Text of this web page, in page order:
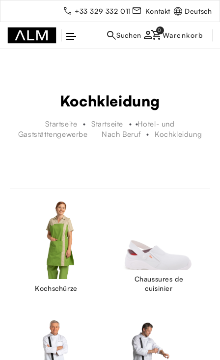
+33 329 332 011 Kontakt Deutsch
person
Kochkleidung
Startseite Startseite
Hotel- und
Gaststättengewerbe
Nach Beruf Kochkleidung
Kochschürze
Chaussures de
cuisinier